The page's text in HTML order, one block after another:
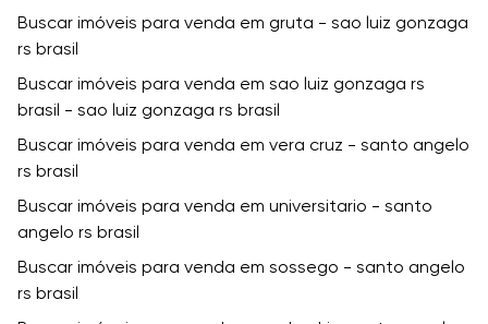
Buscar imóveis para venda em gruta - sao luiz gonzaga
rs brasil
Buscar imóveis para venda em sao luiz gonzaga rs
brasil - sao luiz gonzaga rs brasil
Buscar imóveis para venda em vera cruz - santo angelo
rs brasil
Buscar imóveis para venda em universitario - santo
angelo rs brasil
Buscar imóveis para venda em sossego - santo angelo
rs brasil